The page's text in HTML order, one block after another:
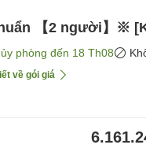
【2 người】※
phòng đến 18 Th08
về gói giá